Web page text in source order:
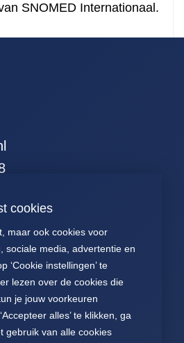
cookies
maar ook cookies voor
sociale media, advertentie en
‘Cookie instellingen’ te
lezen over de cookies die
je jouw voorkeuren
alles’ te klikken, ga
gebruik van alle cookies
SNOMED Internationaal.
ons
Presentaties
Voor patiënten
Jaarverslagen
Statuten Palga